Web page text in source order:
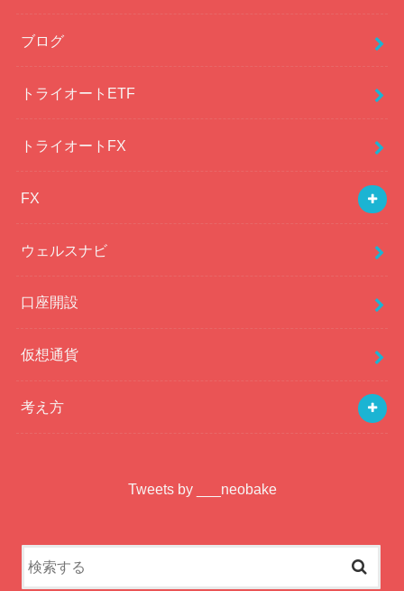
ブログ
トライオートETF
トライオートFX
FX
ウェルスナビ
口座開設
仮想通貨
考え方
Tweets by ___neobake